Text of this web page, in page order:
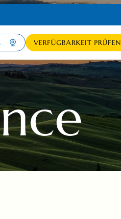
VERFÜGBARKEIT PRÜFEN